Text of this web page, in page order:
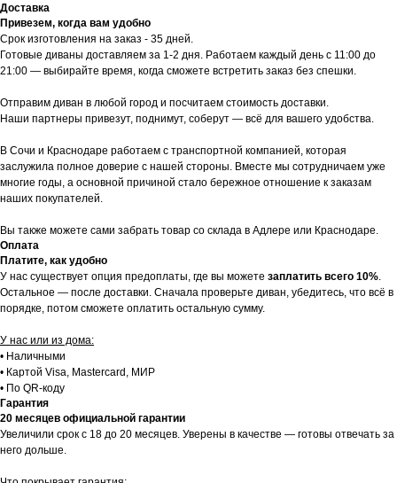
Доставка
Привезем, когда вам удобно
Срок изготовления на заказ - 35 дней.
Готовые диваны доставляем за 1-2 дня. Работаем каждый день с 11:00 до
21:00 — выбирайте время, когда сможете встретить заказ без спешки.
Отправим диван в любой город и посчитаем стоимость доставки.
Наши партнеры привезут, поднимут, соберут — всё для вашего удобства.
В Сочи и Краснодаре работаем с транспортной компанией, которая
заслужила полное доверие с нашей стороны. Вместе мы сотрудничаем уже
многие годы, а основной причиной стало бережное отношение к заказам
наших покупателей.
Вы также можете сами забрать товар со склада в Адлере или Краснодаре.
Оплата
Платите, как удобно
У нас существует опция предоплаты, где вы можете заплатить всего 10%
Остальное — после доставки. Сначала проверьте диван, убедитесь, что всё в
порядке, потом сможете оплатить остальную сумму.
У нас или из дома:
• Наличными
• Картой Visa, Mastercard, МИР
• По QR-коду
Гарантия
20 месяцев официальной гарантии
Увеличили срок с 18 до 20 месяцев. Уверены в качестве — готовы отвечать за
него дольше.